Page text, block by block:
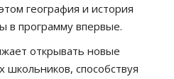
география и история
в программу впервые.
открывать новые
школьников, способствуя